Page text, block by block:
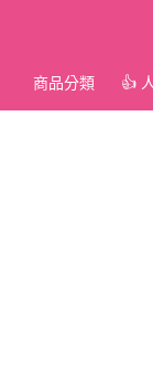
商品分類 👍